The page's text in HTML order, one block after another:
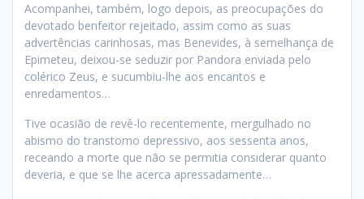
Acompanhei, também, logo depois, as preocupações do
devotado benfeitor rejeitado, assim como as suas
advertências carinhosas, mas Benevides, à semelhança de
Epimeteu, deixou-se seduzir por Pandora enviada pelo
colérico Zeus, e sucumbiu-lhe aos encantos e
enredamentos…
Tive ocasião de revê-lo recentemente, mergulhado no
abismo do transtorno depressivo, aos sessenta anos,
receando a morte que não se permitia considerar quanto
deveria, e que se lhe acerca apressadamente…